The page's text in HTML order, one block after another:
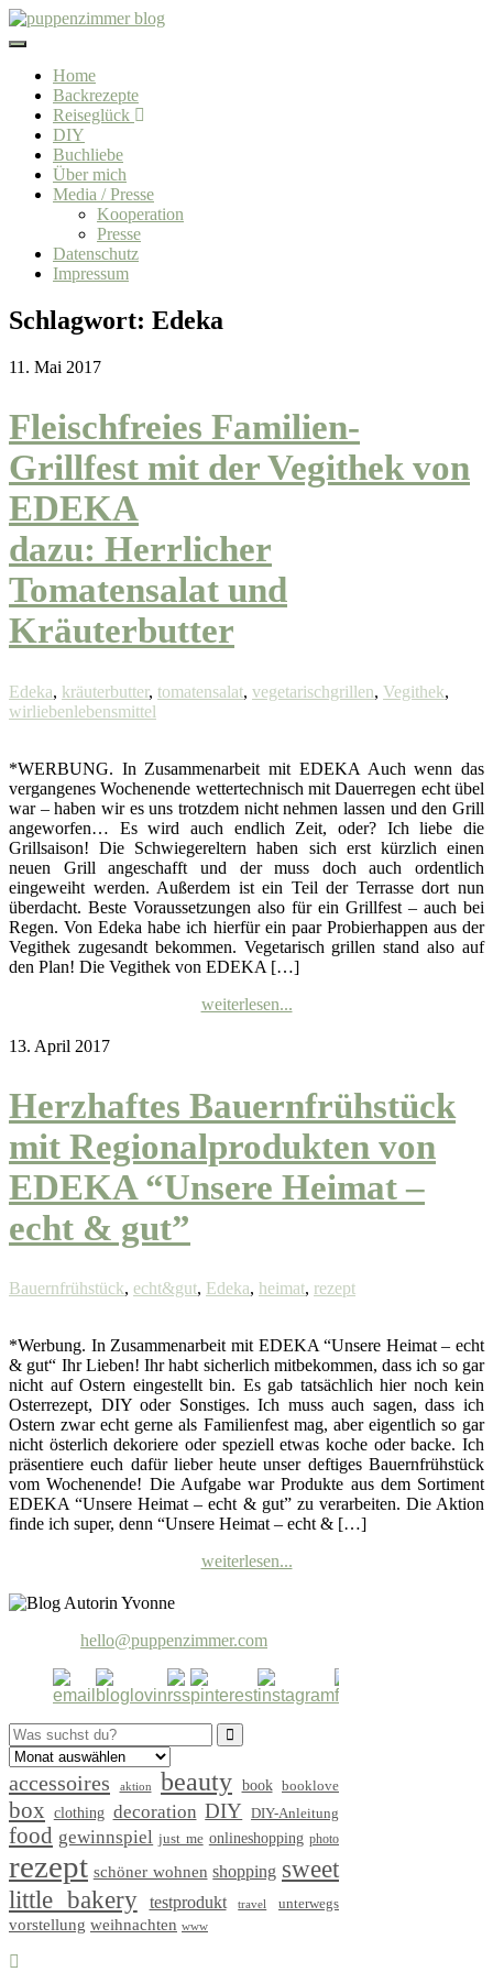
Toggle
navigationHome
Backrezepte
Reiseglück
DIY
Buchliebe
Über mich
Media / Presse
Kooperation
Presse
Datenschutz
Impressum
Schlagwort: Edeka
11. Mai 2017
Fleischfreies Familien-
Grillfest mit der Vegithek von
EDEKA
dazu: Herrlicher
Tomatensalat und
Kräuterbutter
Edeka, kräuterbutter, tomatensalat, vegetarischgrillen, Vegithek,
wirliebenlebensmittel
*WERBUNG. In Zusammenarbeit mit EDEKA Auch wenn das
vergangenes Wochenende wettertechnisch mit Dauerregen echt übel
war – haben wir es uns trotzdem nicht nehmen lassen und den Grill
angeworfen… Es wird auch endlich Zeit, oder? Ich liebe die
Grillsaison! Die Schwiegereltern haben sich erst kürzlich einen
neuen Grill angeschafft und der muss doch auch ordentlich
eingeweiht werden. Außerdem ist ein Teil der Terrasse dort nun
überdacht. Beste Voraussetzungen also für ein Grillfest – auch bei
Regen. Von Edeka habe ich hierfür ein paar Probierhappen aus der
Vegithek zugesandt bekommen. Vegetarisch grillen stand also auf
den Plan! Die Vegithek von EDEKA […]
weiterlesen...
13. April 2017
Herzhaftes Bauernfrühstück
mit Regionalprodukten von
EDEKA “Unsere Heimat –
echt & gut”
Bauernfrühstück, echt&gut, Edeka, heimat, rezept
*Werbung. In Zusammenarbeit mit EDEKA “Unsere Heimat – echt
& gut“ Ihr Lieben! Ihr habt sicherlich mitbekommen, dass ich so gar
nicht auf Ostern eingestellt bin. Es gab tatsächlich hier noch kein
Osterrezept, DIY oder Sonstiges. Ich muss auch sagen, dass ich
Ostern zwar echt gerne als Familienfest mag, aber eigentlich so gar
nicht österlich dekoriere oder speziell etwas koche oder backe. Ich
präsentiere euch dafür lieber heute unser deftiges Bauernfrühstück
vom Wochenende! Die Aufgabe war Produkte aus dem Sortiment
EDEKA “Unsere Heimat – echt & gut” zu verarbeiten. Die Aktion
finde ich super, denn “Unsere Heimat – echt & […]
weiterlesen...
hello@puppenzimmer.com
Search
for:
accessoires aktion beauty book booklove
box clothing decoration DIY DIY-Anleitung
food gewinnspiel just me onlineshopping photo
rezept schöner wohnen shopping sweet
little bakery testprodukt travel unterwegs
vorstellung weihnachten www